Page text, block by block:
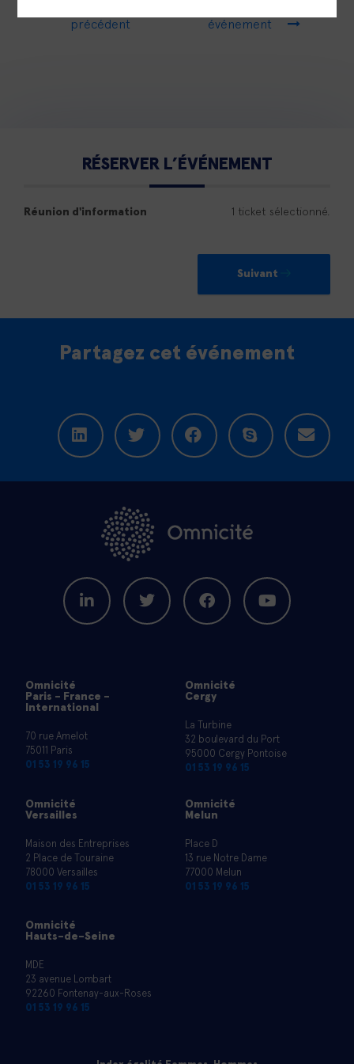
précédent
événement
RÉSERVER L’ÉVÉNEMENT
Réunion d'information 1 ticket sélectionné.
Suivant
Partagez cet événement
Omnicité
Paris - France -
International
70 rue Amelot
75011 Paris
01 53 19 96 15
Omnicité
Cergy
La Turbine
32 boulevard du Port
95000 Cergy Pontoise
01 53 19 96 15
Omnicité
Versailles
Maison des Entreprises
2 Place de Touraine
78000 Versailles
01 53 19 96 15
Omnicité
Melun
Place D
13 rue Notre Dame
77000 Melun
01 53 19 96 15
Omnicité
Hauts-de-Seine
MDE
23 avenue Lombart
92260 Fontenay-aux-Roses
01 53 19 96 15